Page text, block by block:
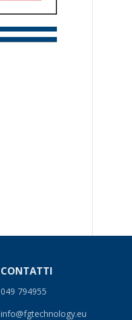
CONTATTI
049 794955
info@fgtechnology.eu